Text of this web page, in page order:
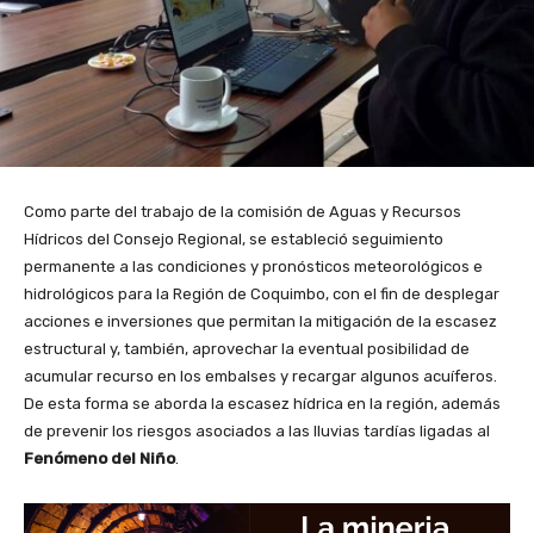
Como parte del trabajo de la comisión de Aguas y Recursos
Hídricos del Consejo Regional, se estableció seguimiento
permanente a las condiciones y pronósticos meteorológicos e
hidrológicos para la Región de Coquimbo, con el fin de desplegar
acciones e inversiones que permitan la mitigación de la escasez
estructural y, también, aprovechar la eventual posibilidad de
acumular recurso en los embalses y recargar algunos acuíferos.
De esta forma se aborda la escasez hídrica en la región, además
de prevenir los riesgos asociados a las lluvias tardías ligadas al
Fenómeno del Niño.